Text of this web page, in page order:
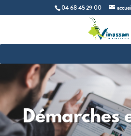
04 68 45 29 00
Démarches